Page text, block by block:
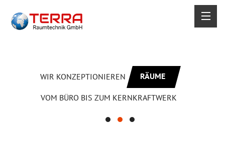
WIR KONZEPTIONIEREN RÄUME
VOM BÜRO BIS ZUM KERNKRAFTWERK